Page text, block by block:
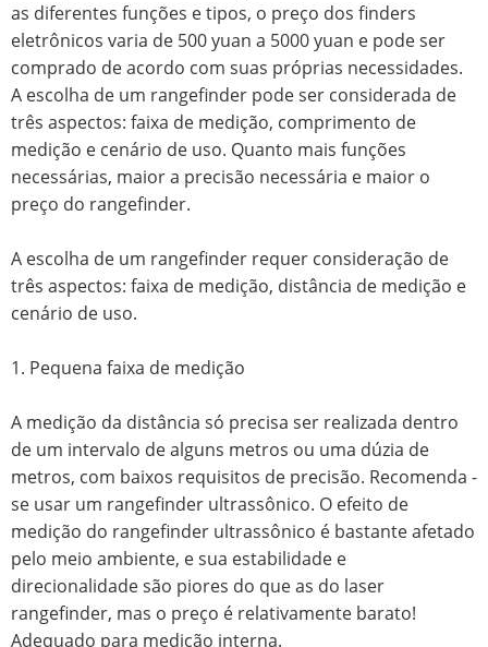
as diferentes funções e tipos, o preço dos finders
eletrônicos varia de 500 yuan a 5000 yuan e pode ser
comprado de acordo com suas próprias necessidades.
A escolha de um rangefinder pode ser considerada de
três aspectos: faixa de medição, comprimento de
medição e cenário de uso. Quanto mais funções
necessárias, maior a precisão necessária e maior o
preço do rangefinder.
A escolha de um rangefinder requer consideração de
três aspectos: faixa de medição, distância de medição e
cenário de uso.
1. Pequena faixa de medição
A medição da distância só precisa ser realizada dentro
de um intervalo de alguns metros ou uma dúzia de
metros, com baixos requisitos de precisão. Recomenda -
se usar um rangefinder ultrassônico. O efeito de
medição do rangefinder ultrassônico é bastante afetado
pelo meio ambiente, e sua estabilidade e
direcionalidade são piores do que as do laser
rangefinder, mas o preço é relativamente barato!
Adequado para medição interna.